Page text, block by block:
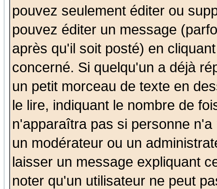
pouvez seulement éditer ou
pouvez éditer un message
après qu'il soit posté) en
concerné. Si quelqu'un a déjà
un petit morceau de texte en
le lire, indiquant le nombre de
n'apparaîtra pas si personne
un modérateur ou un
laisser un message expliquant
noter qu'un utilisateur ne peut